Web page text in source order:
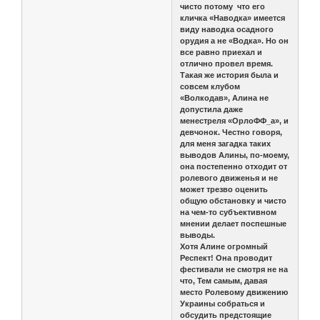
чисто потому что его
кличка «Наводка» имеется
виду наводка осадного
орудия а не «Водка». Но он
все равно приехал и
отлично провел время.
Такая же история была и
совсем клубом
«Волкодав», Алина не
допустила даже
менестреля «ОрлоФФ_а», и
девчонок. Честно говоря,
для меня загадка таких
выводов Алины, по-моему,
она постепенно отходит от
ролевого движенья и не
может трезво оценить
общую обстановку и чисто
на чем-то субъективном
мнении делает поспешные
выводы.
Хотя Алине огромный
Респект! Она проводит
фестивали не смотря не на
что, Тем самым, давая
место Ролевому движению
Украины собраться и
обсудить предстоящие